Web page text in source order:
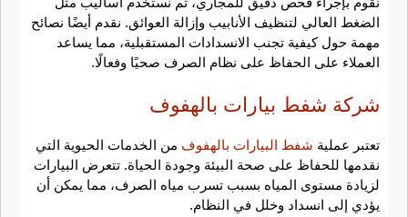
الضغط العالي لتنظيف الأنابيب وإزالة العوائق. نقدم أيضًا نصائح
مهمة حول كيفية تجنب الانسدادات المستقبلية، مما يساعد
العملاء على الحفاظ على نظام الصرف صحيًا وفعالًا.
شركة شفط بيارات بالهفوف
تعتبر عملية شفط البيارات بالهفوف من الخدمات الحيوية التي
نقدمها للحفاظ على صحة البيئة وجودة الحياة. تتعرض البيارات
لزيادة مستوى المياه بسبب تسرب مياه الصرف، مما يمكن أن
يؤدي إلى انسداد وخلل في النظام.